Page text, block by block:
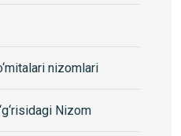
nizomlari
Nizom